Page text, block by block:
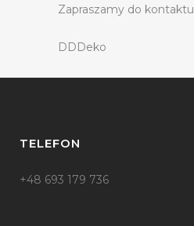
Zapraszamy do kontaktu
DDDeko
TELEFON
+48 693 179 736